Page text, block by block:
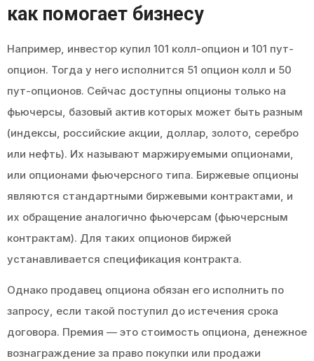
как помогает бизнесу
Например, инвестор купил 101 колл-опцион и 101 пут-
опцион. Тогда у него исполнится 51 опцион колл и 50
пут-опционов. Сейчас доступны опционы только на
фьючерсы, базовый актив которых может быть разным
(индексы, российские акции, доллар, золото, серебро
или нефть). Их называют маржируемыми опционами,
или опционами фьючерсного типа. Биржевые опционы
являются стандартными биржевыми контрактами, и
их обращение аналогично фьючерсам (фьючерсным
контрактам). Для таких опционов биржей
устанавливается спецификация контракта.
Однако продавец опциона обязан его исполнить по
запросу, если такой поступил до истечения срока
договора. Премия — это стоимость опциона, денежное
вознаграждение за право покупки или продажи